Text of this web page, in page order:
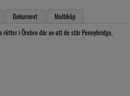
Dokument
Multiköp
rötter i Örebro där av att de står Pennybridge,